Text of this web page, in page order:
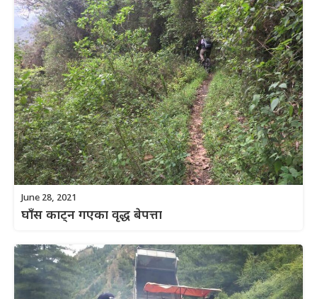
June 28, 2021
घाँस काट्न गएका वृद्ध बेपत्ता